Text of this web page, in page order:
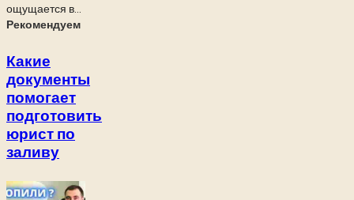
ощущается в...
Рекомендуем
Какие
документы
помогает
подготовить
юрист по
заливу